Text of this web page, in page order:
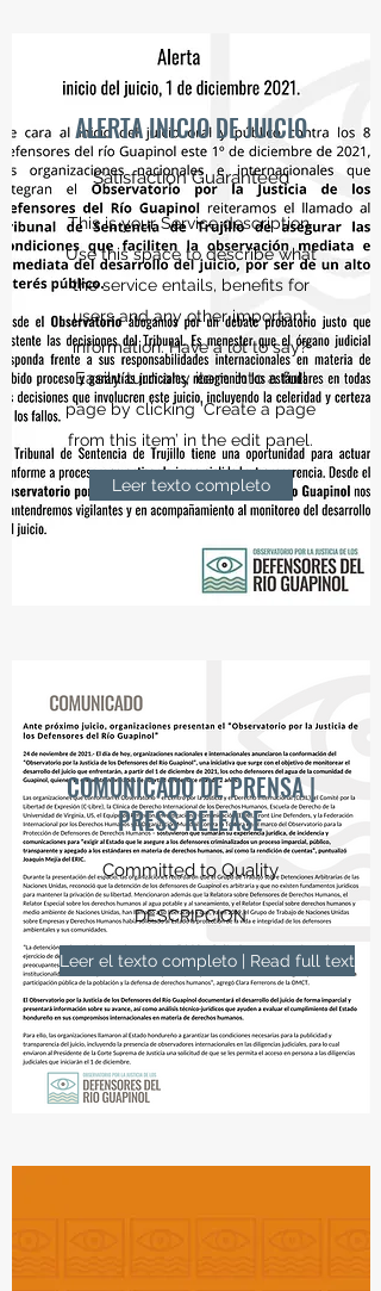
ALERTA INICIO DE JUICIO
Leer texto completo
Satisfaction Guaranteed
This is your Service description.
Use this space to describe what
the service entails, benefits for
users and any other important
information. Have a lot to say?
Easily turn any item into a full
page by clicking ‘Create a page
from this item’ in the edit panel.
COMUNICADO DE PRENSA |
PRESS RELEASE
Leer el texto completo | Read full text
Committed to Quality
DESCRIPCION